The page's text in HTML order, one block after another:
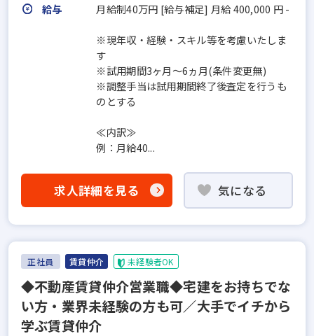
給与
月給制40万円 [給与補足] 月給 400,000 円 -
※現年収・経験・スキル等を考慮いたしま
す
※試用期間3ヶ月〜6ヵ月(条件変更無)
※調整手当は試用期間終了後査定を行うも
のとする
≪内訳≫
例：月給40...
求人詳細を見る 気になる
正社員 賃貸仲介 未経験者OK
◆不動産賃貸仲介営業職◆宅建をお持ちでな
い⽅・業界未経験の⽅も可／⼤⼿でイチから
学ぶ賃貸仲介